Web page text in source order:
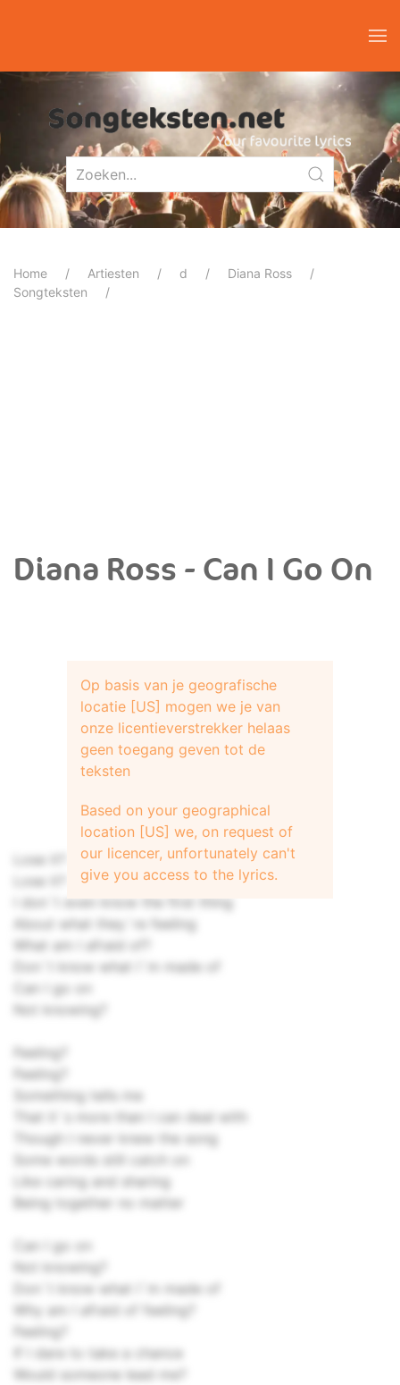
Home Artiesten d
Diana Ross
Songteksten
Diana Ross - Can I Go On
Lose it?
Lose it?
I don`t even know the first thing
About what they`re feeling
What am I afraid of?
Don`t know what I`m made of
Can I go on
Not knowing?
Feeling?
Feeling?
Something tells me
That it`s more than I can deal with
Though I never knew the song
Some words still catch on
Like caring and sharing
Being together no matter
Can I go on
Not knowing?
Don`t know what I`m made of
Why am I afraid of feeling?
Feeling?
If I dare to take a chance
Would someone lead me?
Op basis van je geografische
locatie [US] mogen we je van
onze licentieverstrekker helaas
geen toegang geven tot de
teksten
Based on your geographical
location [US] we, on request of
our licencer, unfortunately can't
give you access to the lyrics.